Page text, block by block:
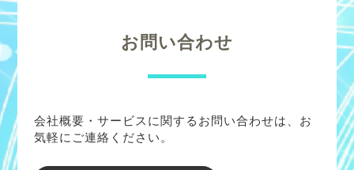
お問い合わせ
会社概要・サービスに関するお問い合わせは、お
気軽にご連絡ください。